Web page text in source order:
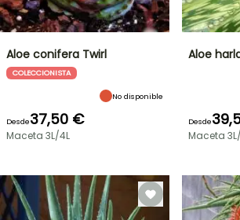
Aloe conifera Twirl
COLECCIONISTA
No disponible
Desde37,50 €
Maceta 3L/4L
Aloe
Desde
Maceta